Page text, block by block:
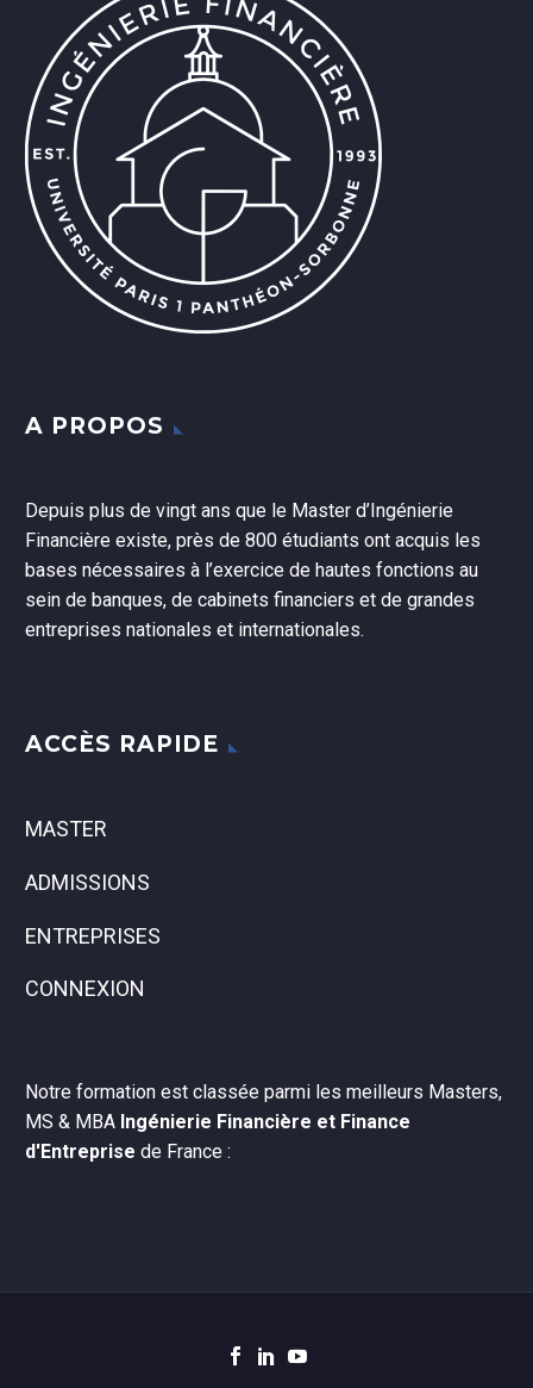
A PROPOS
Depuis plus de vingt ans que le Master d’Ingénierie
Financière existe, près de 800 étudiants ont acquis les
bases nécessaires à l’exercice de hautes fonctions au
sein de banques, de cabinets financiers et de grandes
entreprises nationales et internationales.
ACCÈS RAPIDE
MASTER
ADMISSIONS
ENTREPRISES
CONNEXION
Notre formation est classée parmi les meilleurs Masters,
MS & MBA Ingénierie Financière et Finance
d'Entreprise de France :